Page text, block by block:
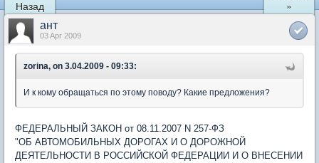
Назад
»
ант
03 Apr 2009
zorina, on 3.04.2009 - 09:33:
И к кому обращаться по этому поводу? Какие предложения?
ФЕДЕРАЛЬНЫЙ ЗАКОН от 08.11.2007 N 257-ФЗ
"ОБ АВТОМОБИЛЬНЫХ ДОРОГАХ И О ДОРОЖНОЙ
ДЕЯТЕЛЬНОСТИ В РОССИЙСКОЙ ФЕДЕРАЦИИ И О ВНЕСЕНИИ